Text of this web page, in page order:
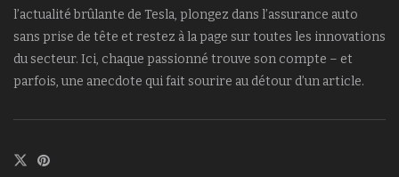
l’actualité brûlante de Tesla, plongez dans l’assurance auto
sans prise de tête et restez à la page sur toutes les innovations
du secteur. Ici, chaque passionné trouve son compte – et
parfois, une anecdote qui fait sourire au détour d’un article.